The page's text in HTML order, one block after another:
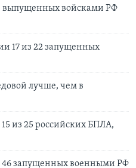
войсками РФ
17 из 22 запущенных
лучше, чем в
из 25 российских БПЛА,
46 запущенных военными РФ